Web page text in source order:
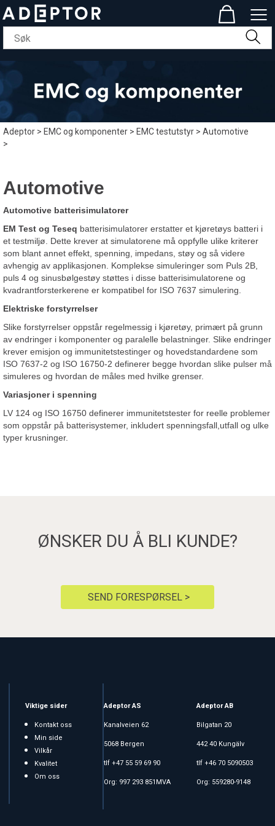
Adeptor>EMC og komponenter>EMC testutstyr>Automotive
>
Automotive
Automotive batterisimulatorer
EM Test og Teseq batterisimulatorer erstatter et kjøretøys batteri i
et testmiljø. Dette krever at simulatorene må oppfylle ulike kriterer
som blant annet effekt, spenning, impedans, støy og så videre
avhengig av applikasjonen. Komplekse simuleringer som Puls 2B,
puls 4 og sinusbølgestøy støttes i disse batterisimulatorene og
kvadrantforsterkerene er kompatibel for ISO 7637 simulering.
Elektriske forstyrrelser
Slike forstyrrelser oppstår regelmessig i kjøretøy, primært på grunn
av endringer i komponenter og paralelle belastninger. Slike endringer
krever emisjon og immunitetstestinger og hovedstandardene som
ISO 7637-2 og ISO 16750-2 definerer begge hvordan slike pulser må
simuleres og hvordan de måles med hvilke grenser.
Variasjoner i spenning
LV 124 og ISO 16750 definerer immunitetstester for reelle problemer
som oppstår på batterisystemer, inkludert spenningsfall,utfall og ulke
typer krusninger.
ØNSKER DU Å BLI KUNDE?
SEND FORESPØRSEL >
Viktige sider
Kontakt oss
Min side
Vilkår
Kvalitet
Om oss
Adeptor AS
Kanalveien 62
5068 Bergen
tlf +47 55 59 69 90
Org: 997 293 851MVA
Adeptor AB
Bilgatan 20
442 40 Kungälv
tlf +46 70 5090503
Org: 559280-9148